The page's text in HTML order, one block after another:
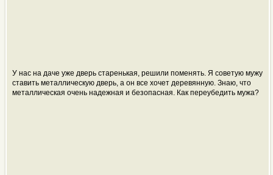
У нас на даче уже дверь старенькая, решили поменять. Я советую мужу
ставить металлическую дверь, а он все хочет деревянную. Знаю, что
металлическая очень надежная и безопасная. Как переубедить мужа?